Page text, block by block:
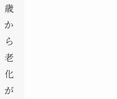
歳
か
ら
老
化
が